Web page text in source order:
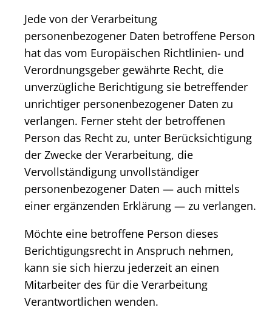
Jede von der Verarbeitung
personenbezogener Daten betroffene Person
hat das vom Europäischen Richtlinien- und
Verordnungsgeber gewährte Recht, die
unverzügliche Berichtigung sie betreffender
unrichtiger personenbezogener Daten zu
verlangen. Ferner steht der betroffenen
Person das Recht zu, unter Berücksichtigung
der Zwecke der Verarbeitung, die
Vervollständigung unvollständiger
personenbezogener Daten — auch mittels
einer ergänzenden Erklärung — zu verlangen.
Möchte eine betroffene Person dieses
Berichtigungsrecht in Anspruch nehmen,
kann sie sich hierzu jederzeit an einen
Mitarbeiter des für die Verarbeitung
Verantwortlichen wenden.